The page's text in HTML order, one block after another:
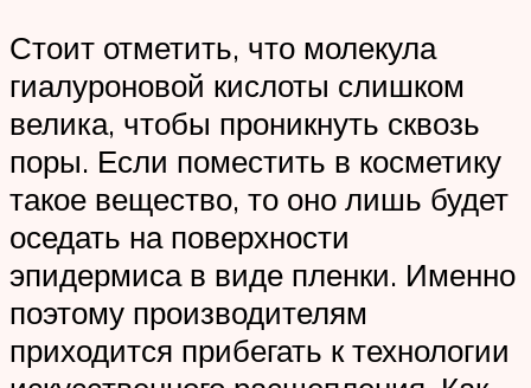
Стоит отметить, что молекула
гиалуроновой кислоты слишком
велика, чтобы проникнуть сквозь
поры. Если поместить в косметику
такое вещество, то оно лишь будет
оседать на поверхности
эпидермиса в виде пленки. Именно
поэтому производителям
приходится прибегать к технологии